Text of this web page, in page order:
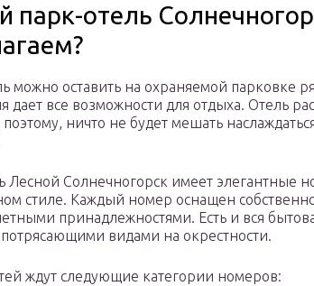
парк-отель
можно оставить на охраняемой парковке
дает все возможности для отдыха. Отель
поэтому, ничто не будет мешать
Лесной Солнечногорск имеет элегантные
стиле. Каждый номер оснащен
принадлежностями. Есть и вся
видами на окрестности.
ждут следующие категории номеров: